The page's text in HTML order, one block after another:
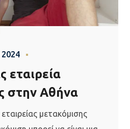
εταιρεία
στην Αθήνα
μετακόμισης